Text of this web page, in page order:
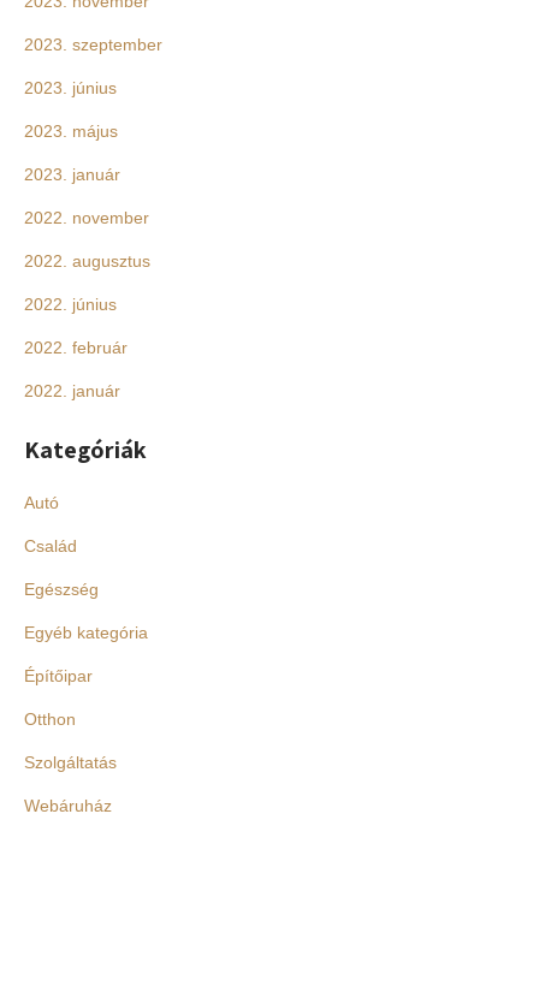
2023. szeptember
2023. június
2023. május
2023. január
2022. november
2022. augusztus
2022. június
2022. február
2022. január
Kategóriák
Autó
Család
Egészség
Egyéb kategória
Építőipar
Otthon
Szolgáltatás
Webáruház